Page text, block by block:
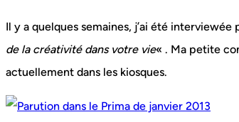
Il y a quelques semaines, j’ai été interviewée
de la créativité dans votre vie« . Ma petite
actuellement dans les kiosques.